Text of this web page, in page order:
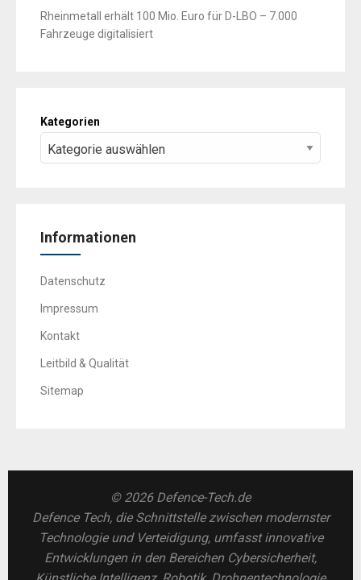
Rheinmetall erhält 100 Mio. Euro für D-LBO – 7.000
Fahrzeuge digitalisiert
Kategorien
Informationen
Datenschutz
Impressum
Kontakt
Leitbild & Qualität
Sitemap
© 2026 Defence-Tech.de
Defence Tech, die Schnittstelle zwischen modernster
Technologie und Verteidigung, umfasst innovative
Entwicklungen in den Bereichen Cybersicherheit,